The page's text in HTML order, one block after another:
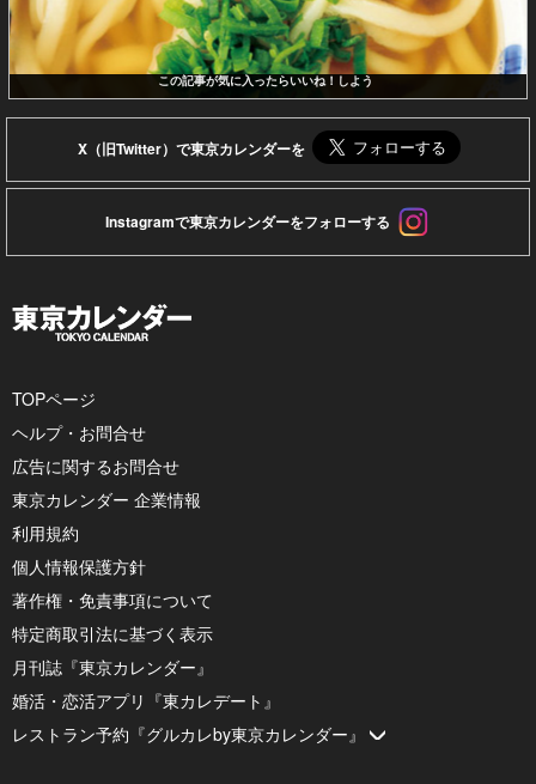
この記事が気に入ったらいいね！しよう
X（旧Twitter）で東京カレンダーを
Instagramで東京カレンダーをフォローする
TOPページ
ヘルプ・お問合せ
広告に関するお問合せ
東京カレンダー 企業情報
利用規約
個人情報保護方針
著作権・免責事項について
特定商取引法に基づく表示
月刊誌『東京カレンダー』
婚活・恋活アプリ『東カレデート』
レストラン予約『グルカレby東京カレンダー』